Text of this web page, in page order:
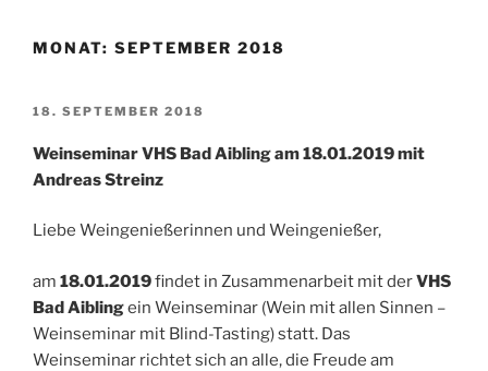
MONAT: SEPTEMBER 2018
VERÖFFENTLICHT
18. SEPTEMBER 2018
Weinseminar VHS Bad Aibling am 18.01.2019 mit
Andreas Streinz
Liebe Weingenießerinnen und Weingenießer,
am 18.01.2019findet in Zusammenarbeit mit derVHS
Bad Aiblingein Weinseminar (Wein mit allen Sinnen –
Weinseminar mit Blind-Tasting) statt. Das
Weinseminar richtet sich an alle, die Freude am